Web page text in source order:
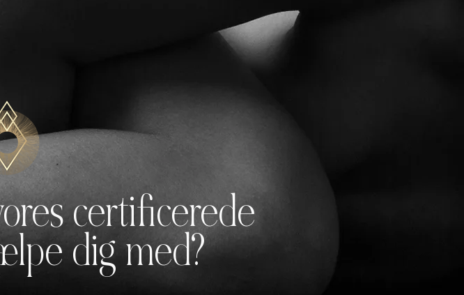
certificerede
dig med?